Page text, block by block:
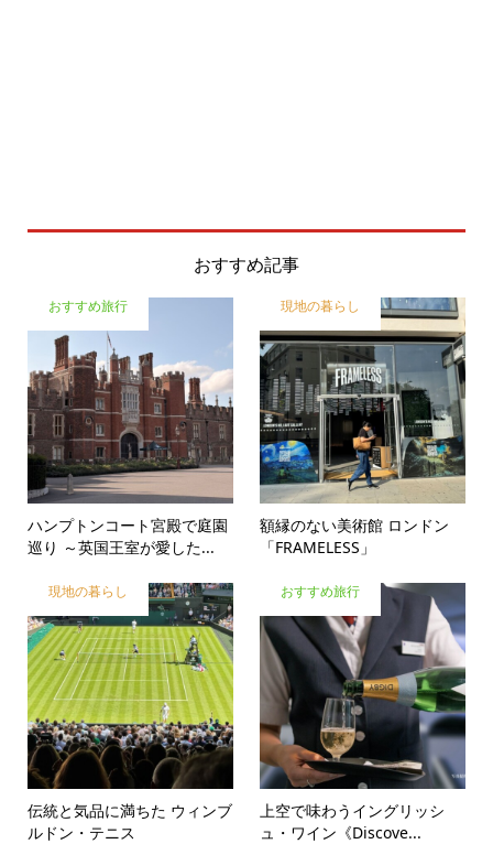
おすすめ記事
おすすめ旅行
ハンプトンコート宮殿で庭園
巡り ～英国王室が愛した...
現地の暮らし
額縁のない美術館 ロンドン
「FRAMELESS」
現地の暮らし
伝統と気品に満ちた ウィンブ
ルドン・テニス
おすすめ旅行
上空で味わうイングリッシ
ュ・ワイン《Discove...